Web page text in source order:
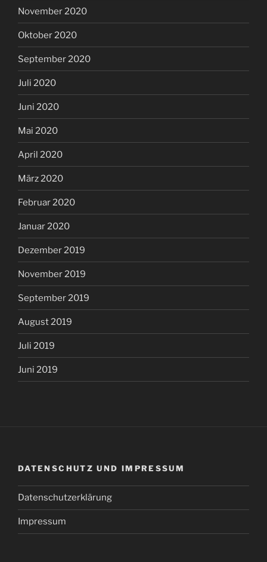
November 2020
Oktober 2020
September 2020
Juli 2020
Juni 2020
Mai 2020
April 2020
März 2020
Februar 2020
Januar 2020
Dezember 2019
November 2019
September 2019
August 2019
Juli 2019
Juni 2019
DATENSCHUTZ UND IMPRESSUM
Datenschutzerklärung
Impressum